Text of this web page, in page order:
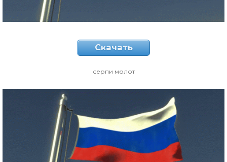
Скачать
серпи молот